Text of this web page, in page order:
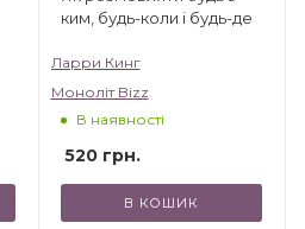
ким, будь-коли і будь-де
Ларри Кинг
Моноліт Bizz
В наявності
520грн.
В КОШИК